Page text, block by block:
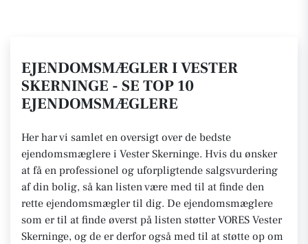
EJENDOMSMÆGLER I VESTER
SKERNINGE - SE TOP 10
EJENDOMSMÆGLERE
Her har vi samlet en oversigt over de bedste
ejendomsmæglere i Vester Skerninge. Hvis du ønsker
at få en professionel og uforpligtende salgsvurdering
af din bolig, så kan listen være med til at finde den
rette ejendomsmægler til dig. De ejendomsmæglere
som er til at finde øverst på listen støtter VORES Vester
Skerninge, og de er derfor også med til at støtte op om